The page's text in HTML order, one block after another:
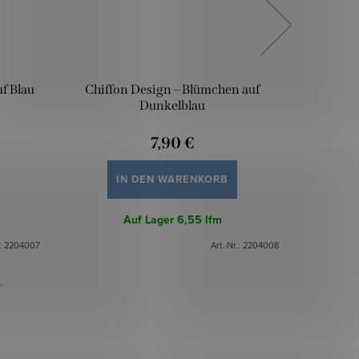
Blau
2204007
Chiffon Design – Blümchen auf
Dunkelblau
7,90 €
IN DEN WARENKORB
Auf Lager6,55 lfm
Art.-Nr.: 2204008